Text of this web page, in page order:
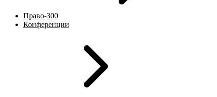
Право-300
Конференции